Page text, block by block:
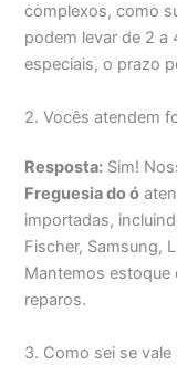
complexos, como
podem levar de 2 a
especiais, o prazo
2. Vocês atendem
Resposta: Sim!
Freguesia do ó
importadas,
Fischer, Samsung,
Mantemos estoque
reparos.
3. Como sei se